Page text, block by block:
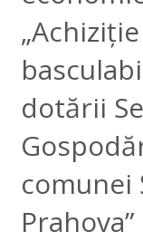
dotării
comunei
Prahova”